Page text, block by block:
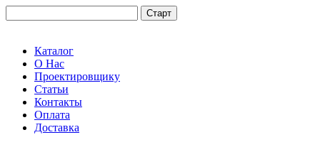
Каталог
О Нас
Проектировщику
Статьи
Контакты
Оплата
Доставка